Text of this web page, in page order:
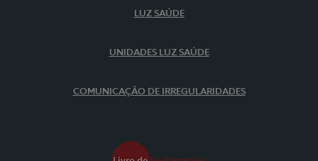
LUZ SAÚDE
UNIDADES LUZ SAÚDE
COMUNICAÇÃO DE IRREGULARIDADES